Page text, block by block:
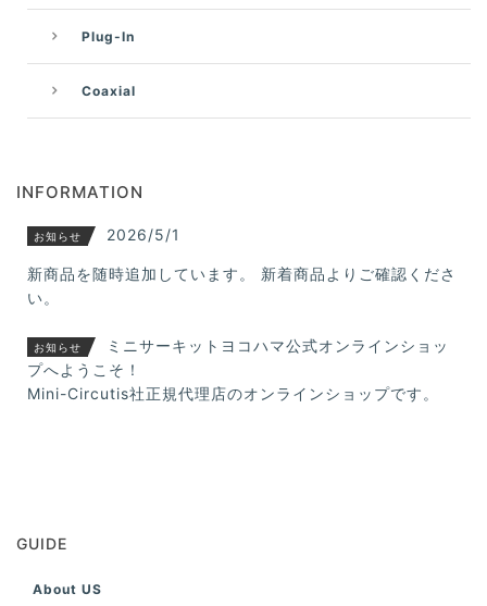
Plug-In
Coaxial
INFORMATION
お知らせ 2026/5/1
新商品を随時追加しています。 新着商品よりご確認くださ
い。
お知らせ
ミニサーキットヨコハマ公式オンラインショッ
プへようこそ！
Mini-Circutis社正規代理店のオンラインショップです。
GUIDE
About US